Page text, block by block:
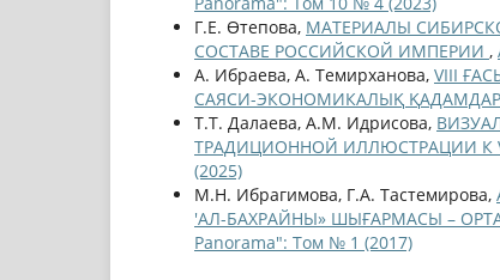
Г.Е. Өтепова, МАТЕРИАЛЫ
СОСТАВЕ РОССИЙСКОЙ ИМПЕРИИ ,
А. Ибраева, А. Темирханова, VIII
САЯСИ-ЭКОНОМИКАЛЫҚ
Т.Т. Далаева, А.М. Идрисова,
ТРАДИЦИОННОЙ ИЛЛЮСТРАЦИИ К
(2025)
М.Н. Ибрагимова, Г.А. Тастемирова,
'АЛ-БАХРАЙНЫ» ШЫҒАРМАСЫ –
Panorama": Том № 1 (2017)